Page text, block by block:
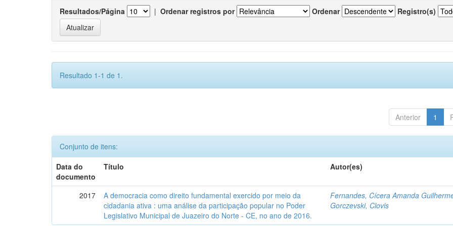
Resultados/Página | Ordenar registros por Ordenar Registro(s)
Resultado 1-1 de 1.
Anterior 1
Conjunto de itens:
Data do
documento
Título Autor(es)
2017
A democracia como direito fundamental exercido por meio da
cidadania ativa : uma análise da participação popular no Poder
Legislativo Municipal de Juazeiro do Norte - CE, no ano de 2016.
Fernandes, Cícera Amanda
Gorczevski, Clovis